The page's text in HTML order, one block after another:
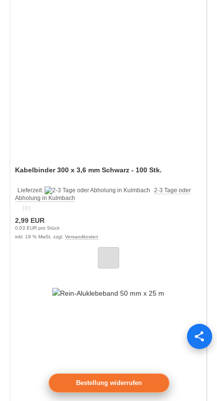
Kabelbinder 300 x 3,6 mm Schwarz - 100 Stk.
Lieferzeit:
2-3 Tage oder
Abholung in Kulmbach
(0)
2,99 EUR
0,03 EUR pro Stück
inkl. 19 % MwSt. zzgl. Versandkosten
Bestellung widerrufen